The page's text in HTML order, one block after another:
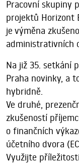
Pracovní skupiny
projektů Horizont
je výměna
administrativních
Na již 35. setkání
Praha novinky, a
hybridně.
Ve druhé,
zkušeností
o finančních
účetního dvora
Využijte